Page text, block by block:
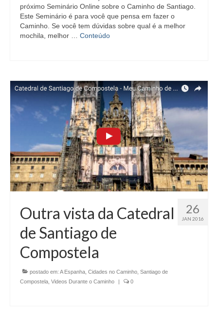
próximo Seminário Online sobre o Caminho de Santiago.
Este Seminário é para você que pensa em fazer o
Caminho. Se você tem dúvidas sobre qual é a melhor
mochila, melhor … Conteúdo
26
JAN 2016
Outra vista da Catedral
de Santiago de
Compostela
postado em: A Espanha Cidades no Caminho Santiago de
Compostela Videos Durante o Caminho | 0